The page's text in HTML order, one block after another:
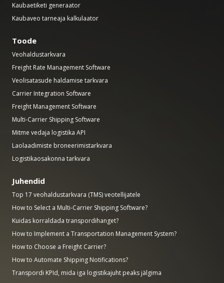
Kaubaetiketi generaator
Kaubaveo tarneaja kalkulaator
Toode
Veohaldustarkvara
Freight Rate Management Software
Veolisatasude haldamise tarkvara
Carrier Integration Software
Freight Management Software
Multi-Carrier Shipping Software
Mitme vedaja logistika API
Laolaadimiste broneerimistarkvara
Logistikaosakonna tarkvara
Juhendid
Top 17 veohaldustarkvara (TMS) veotellijatele
How to Select a Multi-Carrier Shipping Software?
Kuidas korraldada transpordihanget?
How to Implement a Transportation Management System?
How to Choose a Freight Carrier?
How to Automate Shipping Notifications?
Transpordi KPId, mida iga logistikajuht peaks jälgima